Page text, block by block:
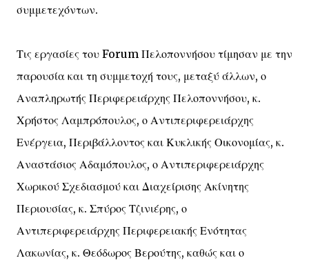
συμμετεχόντων.
Τις εργασίες του Forum Πελοποννήσου τίμησαν με την
παρουσία και τη συμμετοχή τους, μεταξύ άλλων, ο
Αναπληρωτής Περιφερειάρχης Πελοποννήσου, κ.
Χρήστος Λαμπρόπουλος, ο Αντιπεριφερειάρχης
Ενέργεια, Περιβάλλοντος και Κυκλικής Οικονομίας, κ.
Αναστάσιος Αδαμόπουλος, ο Αντιπεριφερειάρχης
Χωρικού Σχεδιασμού και Διαχείρισης Ακίνητης
Περιουσίας, κ. Σπύρος Τζινιέρης, ο
Αντιπεριφερειάρχης Περιφερειακής Ενότητας
Λακωνίας, κ. Θεόδωρος Βερούτης, καθώς και ο